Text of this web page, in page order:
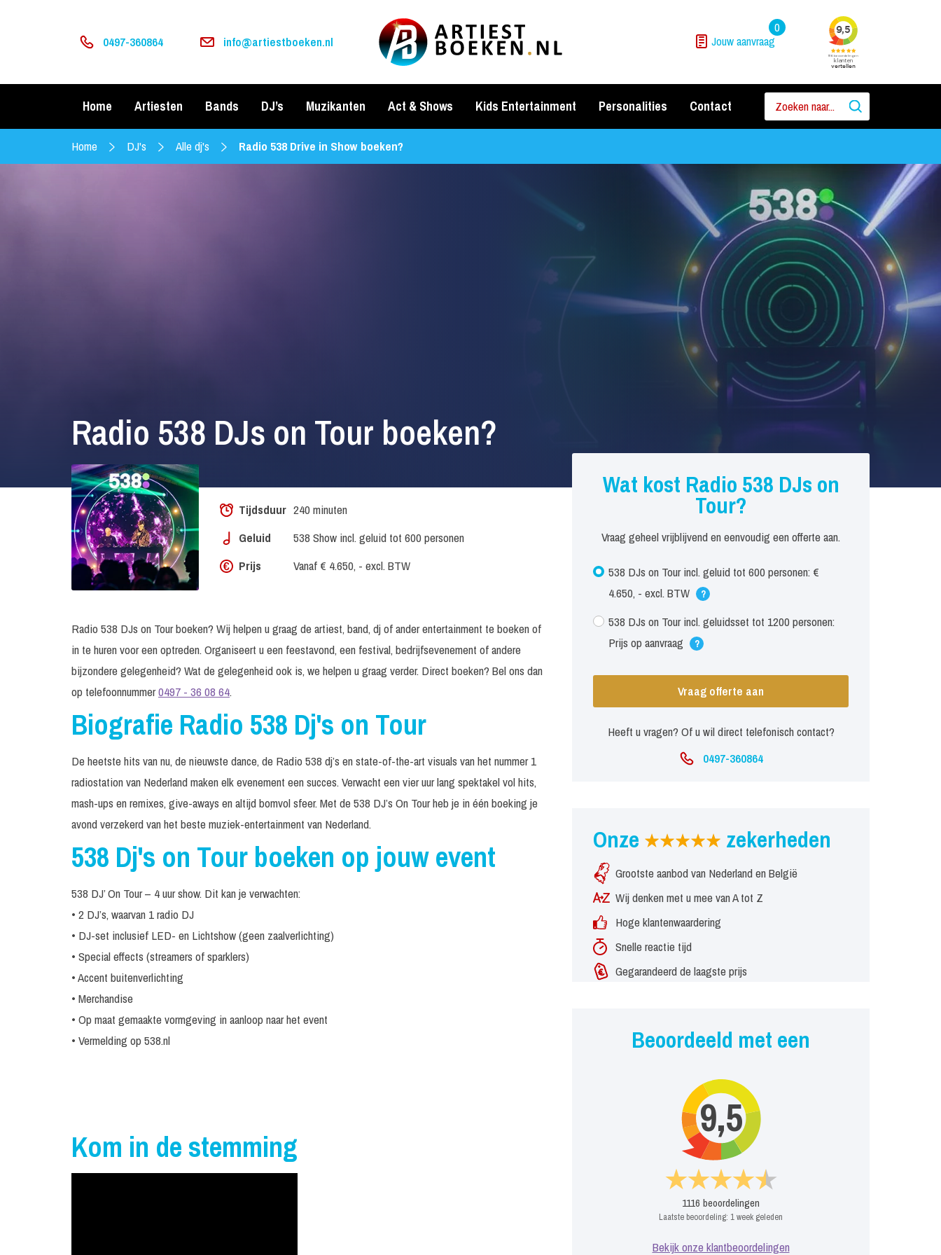
0497-360864 info@artiestboeken.nl Jouw aanvraag
0
Home Artiesten Bands DJ’s Muzikanten Act & Shows Kids Entertainment Personalities Contact
Home DJ's Alle dj's Radio 538 Drive in Show boeken?
Radio 538 DJs on Tour boeken?
Tijdsduur 240 minuten
Geluid
538 Show incl. geluid tot 600 personen
Prijs
Vanaf € 4.650, - excl. BTW
Radio 538 DJs on Tour boeken? Wij helpen u graag de artiest, band, dj of ander entertainment te boeken of
in te huren voor een optreden. Organiseert u een feestavond, een festival, bedrijfsevenement of andere
bijzondere gelegenheid? Wat de gelegenheid ook is, we helpen u graag verder. Direct boeken? Bel ons dan
op telefoonnummer0497 - 36 08 64.
Biografie Radio 538 Dj's on Tour
De heetste hits van nu, de nieuwste dance, de Radio 538 dj’s en state-of-the-art visuals van het nummer 1
radiostation van Nederland maken elk evenement een succes. Verwacht een vier uur lang spektakel vol hits,
mash-ups en remixes, give-aways en altijd bomvol sfeer. Met de 538 DJ’s On Tour heb je in één boeking je
avond verzekerd van het beste muziek-entertainment van Nederland.
538 Dj's on Tour boeken op jouw event
538 DJ’ On Tour – 4 uur show. Dit kan je verwachten:
• 2 DJ’s, waarvan 1 radio DJ
• DJ-set inclusief LED- en Lichtshow (geen zaalverlichting)
• Special effects (streamers of sparklers)
• Accent buitenverlichting
• Merchandise
• Op maat gemaakte vormgeving in aanloop naar het event
• Vermelding op 538.nl
Kom in de stemming
Wat kost Radio 538 DJs on
Tour?
Vraag geheel vrijblijvend en eenvoudig een offerte aan.
538 DJs on Tour incl. geluid tot 600 personen: €
4.650, - excl. BTW
?
538 DJs on Tour incl. geluidsset tot 1200 personen:
Prijs op aanvraag
?
Vraag offerte aan
Heeft u vragen? Of u wil direct telefonisch contact?
0497-360864
Onze zekerheden
Grootste aanbod van Nederland en België
Wij denken met u mee van A tot Z
Hoge klantenwaardering
Snelle reactie tijd
Gegarandeerd de laagste prijs
Beoordeeld met een
9,5
1116 beoordelingen
Laatste beoordeling: 1 week geleden
Bekijk onze klantbeoordelingen